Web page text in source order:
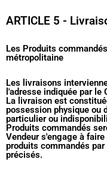
ARTICLE 5 -
Les Produits
métropolitaine
Les livraisons
l'adresse indiquée par
La livraison est
possession physique ou
particulier ou
Produits commandés
Vendeur s'engage à
produits commandés
précisés.